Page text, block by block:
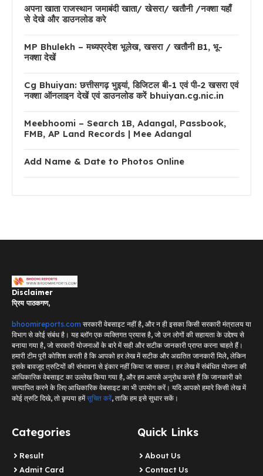
अपना खाता राजस्थान जमाबंदी खाता/ खेसरा/ खतौनी /नक्शा यहाँ
से देखे और डाउनलोड करे
MP Bhulekh – मध्यप्रदेश भूलेख, खसरा / खतौनी B1, भू-
नक्शा देखें
Cg Bhuiyan: छत्तीसगढ़ भुइयां, डिजिटल बी-1 एवं पी-2 खसरा एवं
नक्शा ऑनलाइन देखें एवं डाउनलोड करें bhuiyan.cg.nic.in
Meebhoomi – Search 1B, Adangal, Passbook,
FMB, AP Land Records | Mee Adangal
Add Name & Date to Photos Online
Disclaimer
प्रिय पाठकगण,
bhoomireports.com सरकारी वेबसाइट नहीं है, और न ही इसका किसी सरकारी मंत्रालय या
विभाग से कोई संबंध है। यह ब्लॉग एक व्यक्तिगत प्रयास है, जो उन लोगों की सहायता के उद्देश्य से
बनाया गया है, जो सरकारी योजनाओं के बारे में सही और सटीक जानकारी प्राप्त करना चाहते हैं।
हमारी टीम पूरी कोशिश करती है कि आपको हर लेख में सटीक और अद्यतित जानकारी मिले, लेकिन
इसके बावजूद त्रुटियों की संभावना से इंकार नहीं किया जा सकता। हर लेख में संबंधित योजना की
आधिकारिक वेबसाइट का उल्लेख किया गया है, और हम आपसे अनुरोध करते हैं कि जानकारी को
सत्यापित करने के लिए आधिकारिक वेबसाइट का भी उपयोग करें। यदि आपको हमारे किसी लेख में
कोई त्रुटि दिखे, तो कृपया हमेंसूचित करें, ताकि हम इसे सुधार सकें।
Categories
Result
Admit Card
Quick Links
About Us
Contact Us